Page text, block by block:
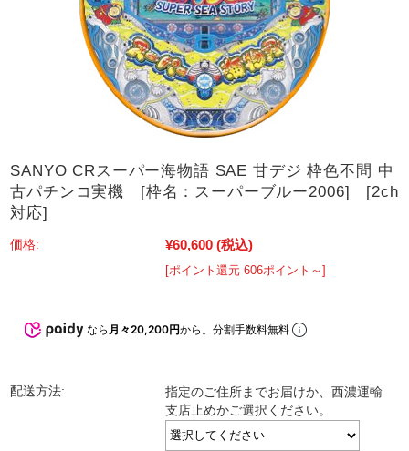
SANYO CRスーパー海物語 SAE 甘デジ 枠色不問 中
古パチンコ実機 [枠名：スーパーブルー2006] [2ch
対応]
価格: ¥60,600 (税込)
[ポイント還元 606ポイント～]
なら 月々20,200円から。分割手数料無料
配送方法:
指定のご住所までお届けか、西濃運輸
支店止めかご選択ください。